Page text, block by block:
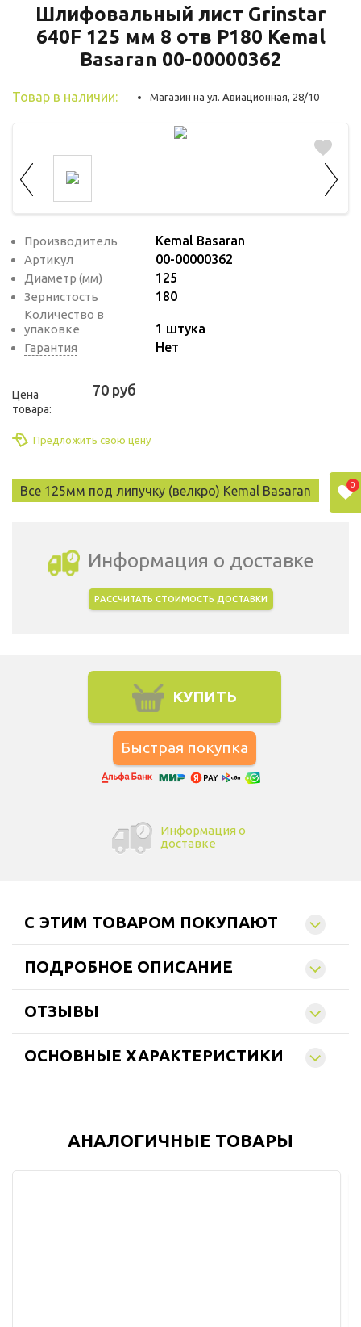
Шлифовальный лист Grinstar
640F 125 мм 8 отв P180 Kemal
Basaran 00-00000362
Товар в наличии: Магазин на ул. Авиационная, 28/10
Производитель Kemal Basaran
Артикул 00-00000362
Диаметр (мм) 125
Зернистость 180
Количество в
упаковке
1 штука
Гарантия Нет
Цена
товара:
70 руб
Предложить свою цену
Все 125мм под липучку (велкро) Kemal Basaran
Информация о доставке
РАССЧИТАТЬ СТОИМОСТЬ ДОСТАВКИ
КУПИТЬ
Информация о
доставке
C ЭТИМ ТОВАРОМ ПОКУПАЮТ
ПОДРОБНОЕ ОПИСАНИЕ
ОТЗЫВЫ
ОСНОВНЫЕ ХАРАКТЕРИСТИКИ
АНАЛОГИЧНЫЕ ТОВАРЫ
0
пользователей на сайте. Эти файлы cookie
помогают понять, как используется сайт,
чтобы увеличить его производительность
удобным для пользователей.
Рекламные файлы cookie используются
качества рекламы. Эти файлы cookie
помогают обеспечить максимально
маркетинговых и рекламных материалов
для пользователей сайта.